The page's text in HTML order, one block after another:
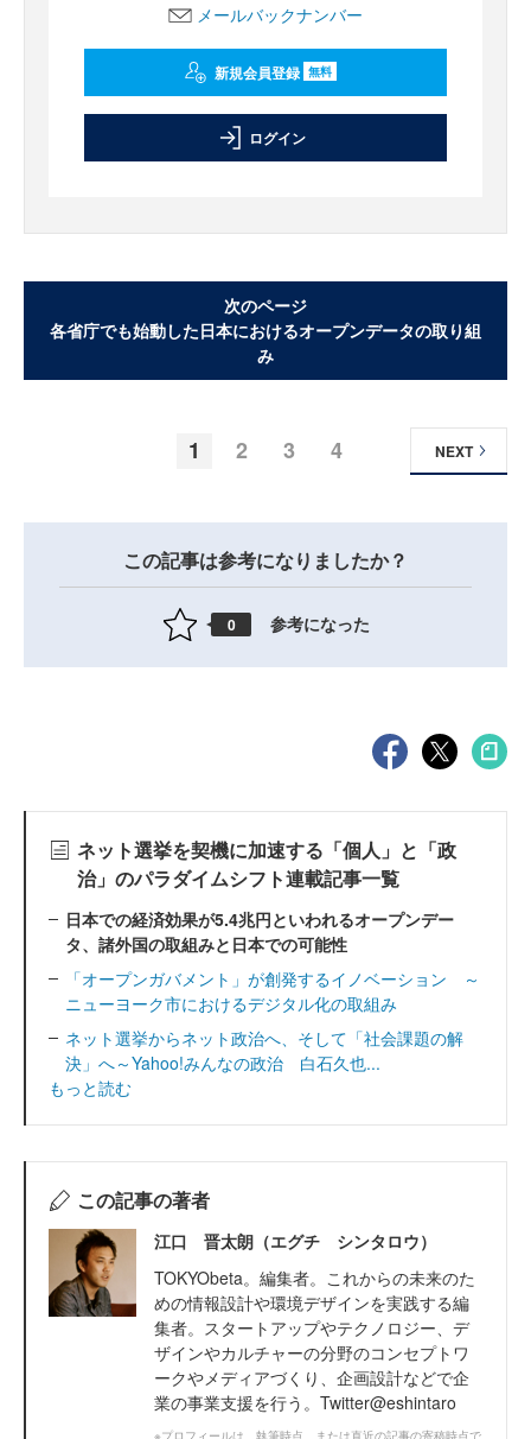
メールバックナンバー
新規会員登録 無料
ログイン
次のページ
各省庁でも始動した日本におけるオープンデータの取り組
み
1 2 3 4 NEXT
この記事は参考になりましたか？
0 参考になった
ネット選挙を契機に加速する「個人」と「政
治」のパラダイムシフト連載記事一覧
日本での経済効果が5.4兆円といわれるオープンデー
タ、諸外国の取組みと日本での可能性
「オープンガバメント」が創発するイノベーション ～
ニューヨーク市におけるデジタル化の取組み
ネット選挙からネット政治へ、そして「社会課題の解
決」へ～Yahoo!みんなの政治 白石久也...
もっと読む
この記事の著者
江口 晋太朗（エグチ シンタロウ）
TOKYObeta。編集者。これからの未来のた
めの情報設計や環境デザインを実践する編
集者。スタートアップやテクノロジー、デ
ザインやカルチャーの分野のコンセプトワ
ークやメディアづくり、企画設計などで企
業の事業支援を行う。Twitter@eshintaro
※プロフィールは、執筆時点、または直近の記事の寄稿時点で